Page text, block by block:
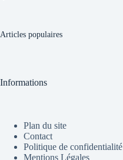
Articles populaires
Informations
Plan du site
Contact
Politique de confidentialité
Mentions Légales